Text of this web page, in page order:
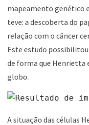
mapeamento genético
teve: a descoberta do
relação com o câncer
Este estudo possibilitou
de forma que Henrietta
globo.
A situação das células